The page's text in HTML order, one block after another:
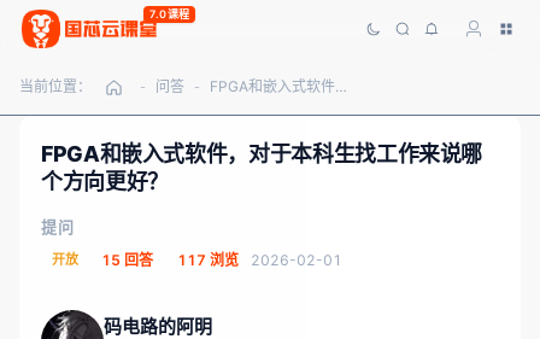
7.0课程
当前位置： - 问答 - FPGA和嵌入式软件，对于本科生找工作来说哪个方向更好？
FPGA和嵌入式软件，对于本科生找工作来说哪
个方向更好？
提问
开放 15 回答 117 浏览 2026-02-01
码电路的阿明